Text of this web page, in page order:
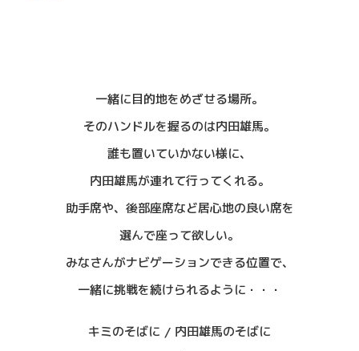
一緒に目的地をめざせる場所。
そのハンドルを握るのは内田雄馬。
誰も置いていかない様に、
内田雄馬が連れて行ってくれる。
助手席や、後部座席など居心地の良い席を
選んで座って欲しい。
みなさんがナビゲーションできる位置で、
一緒に挑戦を続けられるように・・・
キミのそばに / 内田雄馬のそばに